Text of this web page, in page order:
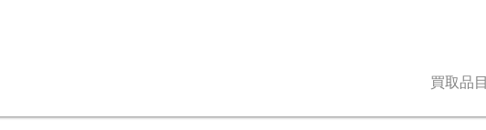
買取品目